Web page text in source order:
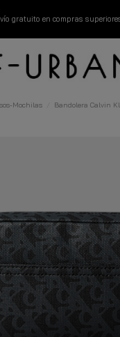
gratuito en compras
productos disponibles esta
Mochilas
Bandolera Calvin